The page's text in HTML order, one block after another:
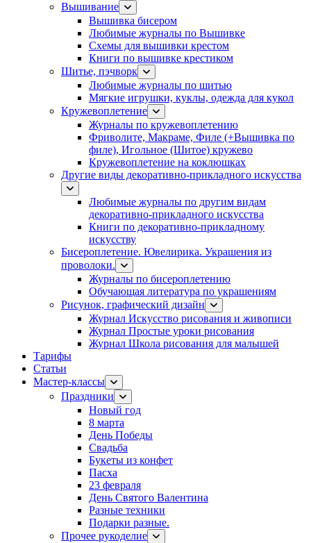
Вышивание
Вышивка бисером
Любимые журналы по Вышивке
Схемы для вышивки крестом
Книги по вышивке крестиком
Шитье, пэчворк
Любимые журналы по шитью
Мягкие игрушки, куклы, одежда для кукол
Кружевоплетение
Журналы по кружевоплетению
Фриволите, Макраме, Филе (+Вышивка по
филе), Игольное (Шитое) кружево
Кружевоплетение на коклюшках
Другие виды декоративно-прикладного искусства
Любимые журналы по другим видам
декоративно-прикладного искусства
Книги по декоративно-прикладному
искусству
Бисероплетение. Ювелирика. Украшения из
проволоки.
Журналы по бисероплетению
Обучающая литература по украшениям
Рисунок, графический дизайн
Журнал Искусство рисования и живописи
Журнал Простые уроки рисования
Журнал Школа рисования для малышей
Тарифы
Статьи
Мастер-классы
Праздники
Новый год
8 марта
День Победы
Свадьба
Букеты из конфет
Пасха
23 февраля
День Святого Валентина
Разные техники
Подарки разные.
Прочее рукоделие